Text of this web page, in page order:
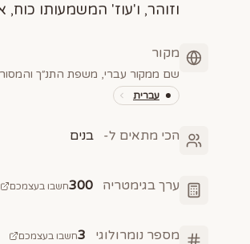
וזוהר, ו'עוז' המשמעותו כוח,
מקור
שם ממקור עברי, משפת התנ״ך
עברית
הכי מתאים ל- בנים
ערך בגימטריה 300חשבו בעצמכם
מספר נומרולוגי 3חשבו בעצמכם